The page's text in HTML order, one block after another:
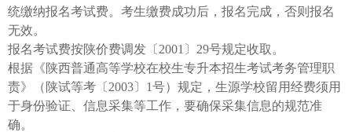
统缴纳报名考试费。考生缴费成功后，报名完成，否则报名
无效。
报名考试费按陕价费调发〔2001〕29号规定收取。
根据《陕西普通高等学校在校生专升本招生考试考务管理职
责》（陕试等考〔2003〕1号）规定，生源学校留用经费须用
于身份验证、信息采集等工作，要确保采集信息的规范准
确。